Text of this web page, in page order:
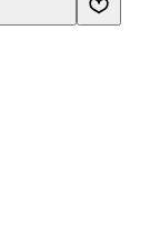
любовь и не
на её
стоит